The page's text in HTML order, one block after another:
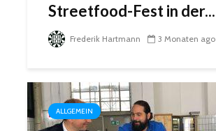
Streetfood-Fest in der...
Frederik Hartmann 3 Monaten ago
ALLGEMEIN